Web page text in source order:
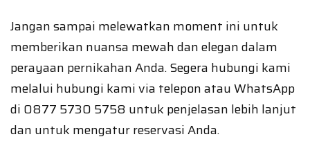
Jangan sampai melewatkan moment ini untuk
memberikan nuansa mewah dan elegan dalam
perayaan pernikahan Anda. Segera hubungi kami
melalui hubungi kami via telepon atau WhatsApp
di 0877 5730 5758 untuk penjelasan lebih lanjut
dan untuk mengatur reservasi Anda.